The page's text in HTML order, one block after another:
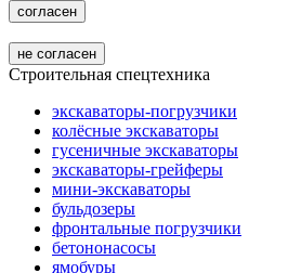
согласен
не согласен
Строительная спецтехника
экскаваторы-погрузчики
колёсные экскаваторы
гусеничные экскаваторы
экскаваторы-грейферы
мини-экскаваторы
бульдозеры
фронтальные погрузчики
бетононасосы
ямобуры